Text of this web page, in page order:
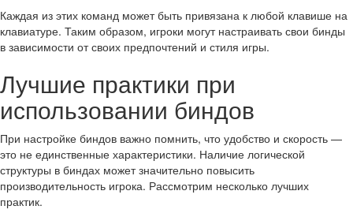
Каждая из этих команд может быть привязана к любой клавише на
клавиатуре. Таким образом, игроки могут настраивать свои бинды
в зависимости от своих предпочтений и стиля игры.
Лучшие практики при
использовании биндов
При настройке биндов важно помнить, что удобство и скорость —
это не единственные характеристики. Наличие логической
структуры в биндах может значительно повысить
производительность игрока. Рассмотрим несколько лучших
практик.